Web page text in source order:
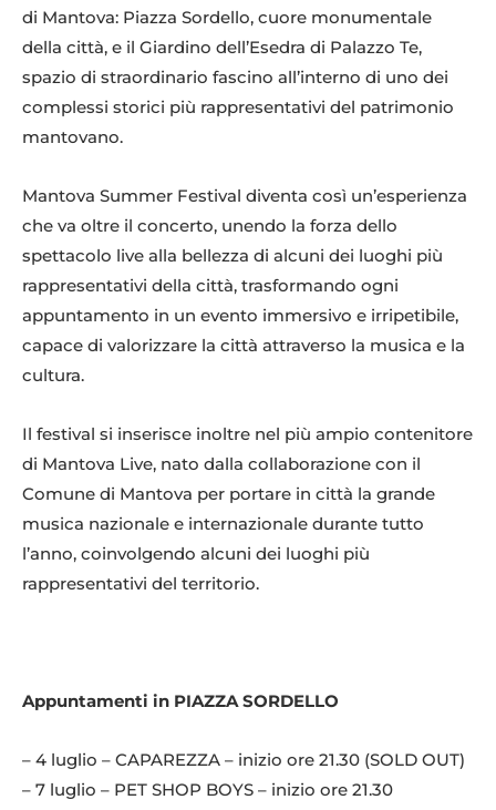
di Mantova: Piazza Sordello, cuore monumentale
della città, e il Giardino dell’Esedra di Palazzo Te,
spazio di straordinario fascino all’interno di uno dei
complessi storici più rappresentativi del patrimonio
mantovano.
Mantova Summer Festival diventa così un’esperienza
che va oltre il concerto, unendo la forza dello
spettacolo live alla bellezza di alcuni dei luoghi più
rappresentativi della città, trasformando ogni
appuntamento in un evento immersivo e irripetibile,
capace di valorizzare la città attraverso la musica e la
cultura.
Il festival si inserisce inoltre nel più ampio contenitore
di Mantova Live, nato dalla collaborazione con il
Comune di Mantova per portare in città la grande
musica nazionale e internazionale durante tutto
l’anno, coinvolgendo alcuni dei luoghi più
rappresentativi del territorio.
Appuntamenti in PIAZZA SORDELLO
– 4 luglio – CAPAREZZA – inizio ore 21.30 (SOLD OUT)
– 7 luglio – PET SHOP BOYS – inizio ore 21.30